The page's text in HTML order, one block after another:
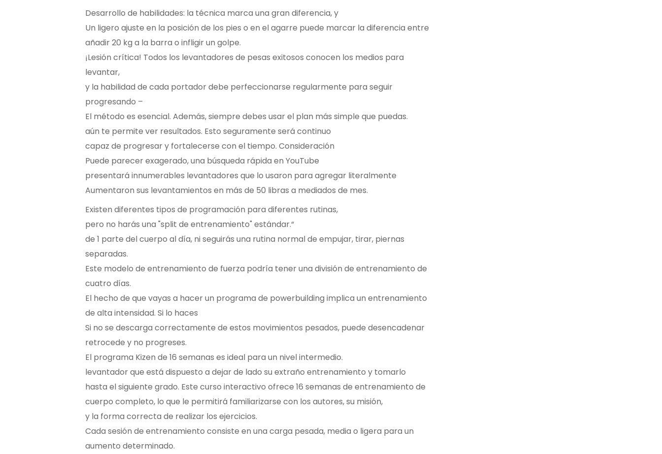
Desarrollo de habilidades: la técnica marca una gran diferencia, y
Un ligero ajuste en la posición de los pies o en el agarre puede marcar la diferencia entre
añadir 20 kg a la barra o infligir un golpe.
¡Lesión crítica! Todos los levantadores de pesas exitosos conocen los medios para
levantar,
y la habilidad de cada portador debe perfeccionarse regularmente para seguir
progresando –
El método es esencial. Además, siempre debes usar el plan más simple que puedas.
aún te permite ver resultados. Esto seguramente será continuo
capaz de progresar y fortalecerse con el tiempo. Consideración
Puede parecer exagerado, una búsqueda rápida en YouTube
presentará innumerables levantadores que lo usaron para agregar literalmente
Aumentaron sus levantamientos en más de 50 libras a mediados de mes.
Existen diferentes tipos de programación para diferentes rutinas,
pero no harás una "split de entrenamiento" estándar.“
de 1 parte del cuerpo al día, ni seguirás una rutina normal de empujar, tirar, piernas
separadas.
Este modelo de entrenamiento de fuerza podría tener una división de entrenamiento de
cuatro días.
El hecho de que vayas a hacer un programa de powerbuilding implica un entrenamiento
de alta intensidad. Si lo haces
Si no se descarga correctamente de estos movimientos pesados, puede desencadenar
retrocede y no progreses.
El programa Kizen de 16 semanas es ideal para un nivel intermedio.
levantador que está dispuesto a dejar de lado su extraño entrenamiento y tomarlo
hasta el siguiente grado. Este curso interactivo ofrece 16 semanas de entrenamiento de
cuerpo completo, lo que le permitirá familiarizarse con los autores, su misión,
y la forma correcta de realizar los ejercicios.
Cada sesión de entrenamiento consiste en una carga pesada, media o ligera para un
aumento determinado.